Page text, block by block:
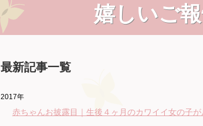
嬉しいご
最新記事一覧
2017年
赤ちゃんお披露目｜生後４ヶ月のカワイイ女の子が